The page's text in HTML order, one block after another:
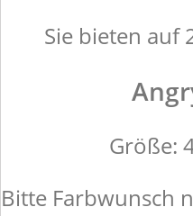
Sie bieten auf
Größe:
Bitte Farbwunsch